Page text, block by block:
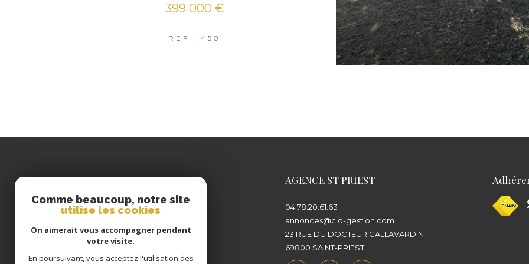
399 000 €
REF : 450
AGENCE ST BONNET
04-78-40-73-59
15 Avenue Charles de Gaulle
AGENCE ST PRIEST
04.78.20.61.63
annonces@cid-gestion.com
23 RUE DU DOCTEUR GALLAVARDIN
69800
SAINT-PRIEST
Comme beaucoup, notre site
utilise les cookies
On aimerait vous accompagner pendant
votre visite.
En poursuivant, vous acceptez l'utilisation des